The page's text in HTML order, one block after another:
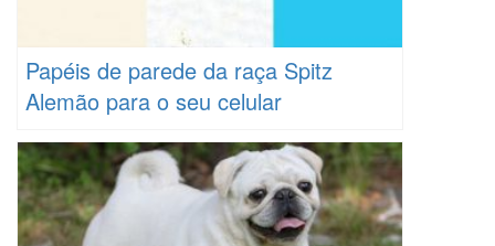
Papéis de parede da raça Spitz
Alemão para o seu celular